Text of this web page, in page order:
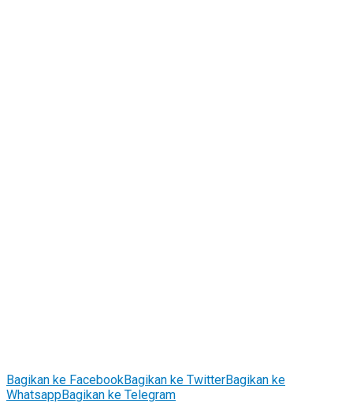
Bagikan ke FacebookBagikan ke TwitterBagikan ke
WhatsappBagikan ke Telegram